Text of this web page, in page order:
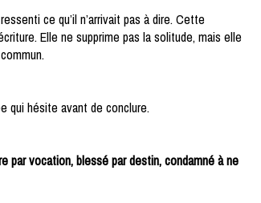
ce qu’il n’arrivait pas à dire. Cette
Elle ne supprime pas la solitude, mais elle
qui hésite avant de conclure.
par vocation, blessé par destin, condamné à ne